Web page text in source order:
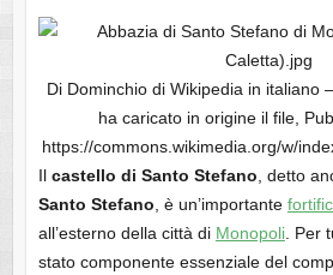
Di Dominchio di Wikipedia in italiano
ha caricato in origine il file,
https://commons.wikimedia.org/w/
Il castello di Santo Stefano , detto
Santo Stefano , è un’importante
all’esterno della città di Monopoli. Per
stato componente essenziale del